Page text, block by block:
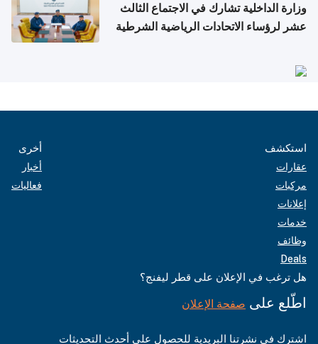
وزارة الداخلية تشارك في الاجتماع الثالث
عشر لرؤساء الاتحادات الرياضية الشرطية
استكشف
عقارات
مركبات
إعلانات
خدمات
وظائف
Deals
أخرى
أخبار
فعاليات
هل ترغب في الإعلان على قطر ليفنج؟
اطّلع على صفحة الإعلان
اشترك في نشرتنا البريدية للحصول على أحدث التحديثات